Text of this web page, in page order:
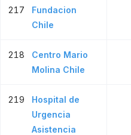
217
Fundacion
Chile
218
Centro Mario
Molina Chile
219
Hospital de
Urgencia
Asistencia